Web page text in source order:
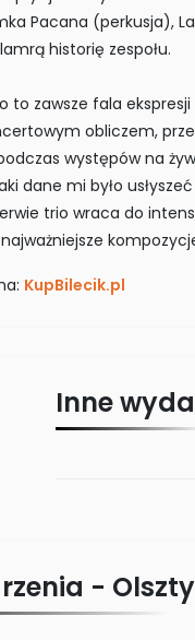
Pacana (perkusja),
historię zespołu.
to zawsze fala
obliczem,
występów na
dane mi było
trio wraca do
KupBilecik.pl
Inne
-